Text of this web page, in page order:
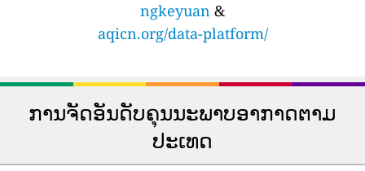
ngkeyuan &
aqicn.org/data-platform/
ການຈັດອັນດັບຄຸນນະພາບອາກາດຕາມ
ປະເທດ